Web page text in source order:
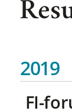
2019
FI-